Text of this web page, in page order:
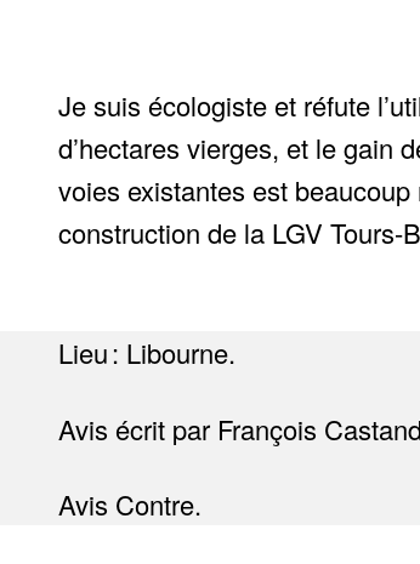
Je suis écologiste et réfute
d’hectares vierges, et le gain
voies existantes est
construction de la LGV Tours-
Lieu : Libourne.
Avis écrit par François
Avis Contre.